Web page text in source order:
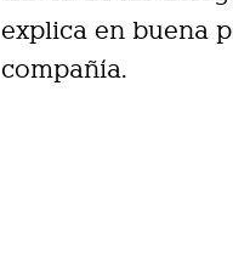
explica en buena
compañía.